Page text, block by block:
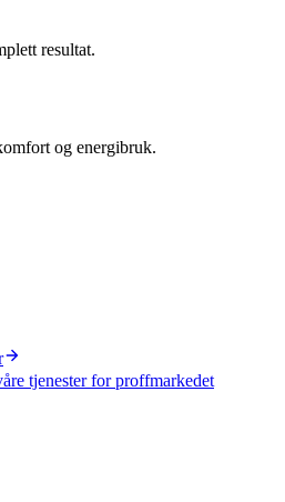
resultat.
og energibruk.
tjenester for proffmarkedet